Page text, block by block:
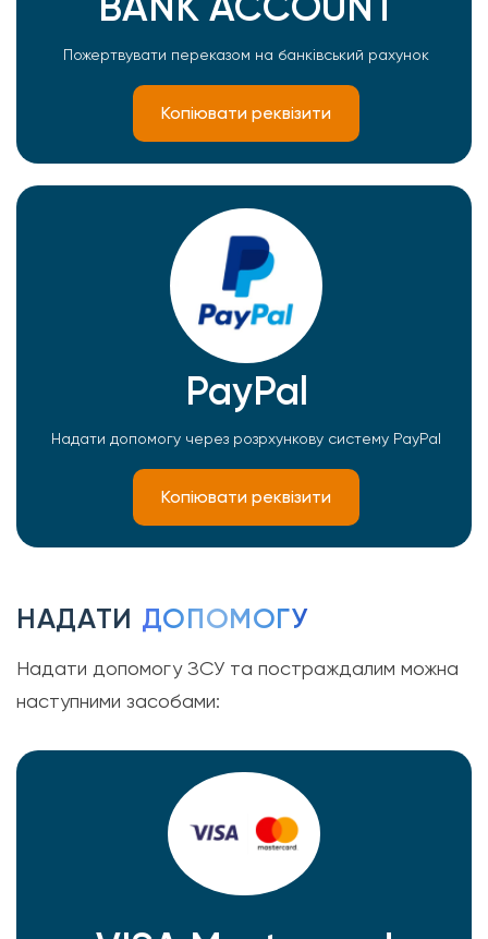
Пожертвувати переказом на банківський рахунок
Копіювати реквізити
PayPal
Надати допомогу через розрхункову систему PayPal
Копіювати реквізити
НАДАТИ ДОПОМОГУ
Надати допомогу ЗСУ та постраждалим можна
наступними засобами: